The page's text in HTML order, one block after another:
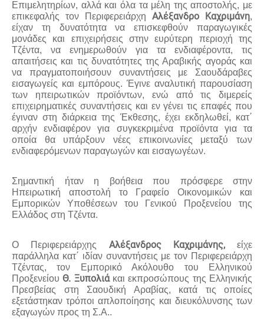
Επιμελητηρίων, αλλά και όλα τα μέλη της αποστολής, με
επικεφαλής τον Περιφερειάρχη Αλέξανδρο Καχριμάνη,
είχαν τη δυνατότητα να επισκεφθούν παραγωγικές
μονάδες και επιχειρήσεις στην ευρύτερη περιοχή της
Τζέντα, να ενημερωθούν για τα ενδιαφέροντα, τις
απαιτήσεις και τις δυνατότητες της Αραβικής αγοράς και
να πραγματοποιήσουν συναντήσεις με Σαουδάραβες
εισαγωγείς και εμπόρους. Έγινε αναλυτική παρουσίαση
των ηπειρωτικών προϊόντων, ενώ από τις διμερείς
επιχειρηματικές συναντήσεις και εν γένει τις επαφές που
έγιναν στη διάρκεια της Έκθεσης, έχει εκδηλωθεί, κατ΄
αρχήν ενδιαφέρον για συγκεκριμένα προϊόντα για τα
οποία θα υπάρξουν νέες επικοινωνίες μεταξύ των
ενδιαφερόμενων παραγωγών και εισαγωγέων.
Σημαντική ήταν η βοήθεια που πρόσφερε στην
Ηπειρωτική αποστολή το Γραφείο Οικονομικών και
Εμπορικών Υποθέσεων του Γενικού Προξενείου της
Ελλάδος στη Τζέντα.
Ο Περιφερειάρχης Αλέξανδρος Καχριμάνης,είχε
παράλληλα κατ΄ ιδίαν συναντήσεις με τον Περιφερειάρχη
Τζέντας, τον Εμπορικό Ακόλουθο του Ελληνικού
ΠροξενείουΘ. Ξυπολιάκαι εκπροσώπους της Ελληνικής
Πρεσβείας στη Σαουδική Αραβίας, κατά τις οποίες
εξετάστηκαν τρόποι απλοποίησης και διευκόλυνσης των
εξαγωγών προς τη Σ.Α..